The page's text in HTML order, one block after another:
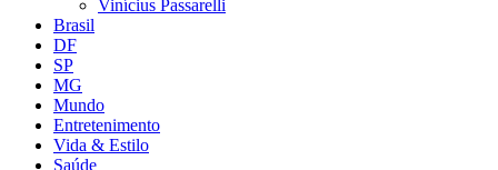
Vinícius Passarelli
Brasil
DF
SP
MG
Mundo
Entretenimento
Vida & Estilo
Saúde